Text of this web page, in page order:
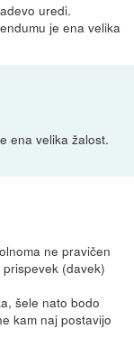
uredi.
je ena velika
ena velika žalost.
ne pravičen
(davek)
šele nato bodo
kam naj postavijo